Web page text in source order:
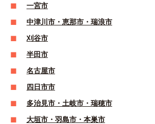
一宮市
中津川市・恵那市・瑞浪市
刈谷市
半田市
名古屋市
四日市市
多治見市・土岐市・瑞穂市
大垣市・羽島市・本巣市